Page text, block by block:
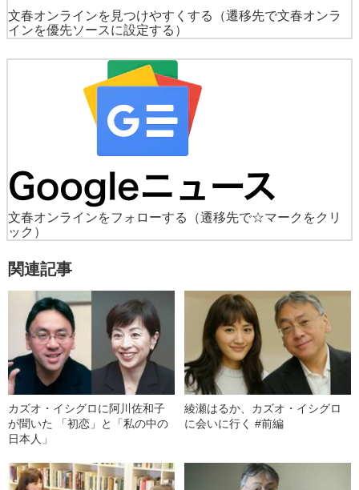
文春オンラインを見つけやすくする
（遷移先で文春オンラ
インを優先ソースに設定する）
文春オンラインをフォローする
（遷移先で☆マークをクリ
ック）
関連記事
カズオ・イシグロに阿川佐和子
が聞いた 「初恋」と「私の中の
日本人」
綾瀬はるか、カズオ・イシグロ
に会いに行く #前編